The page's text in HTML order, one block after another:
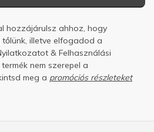
hozzájárulsz ahhoz, hogy
tőlünk, illetve elfogadod a
& Felhasználási
nem szerepel a
meg a promóciós részleteket